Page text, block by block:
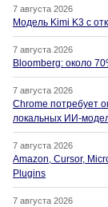
7 августа 2026
Модель Kimi K3 с
7 августа 2026
Bloomberg: около
7 августа 2026
Chrome потребует
локальных ИИ-
7 августа 2026
Amazon, Cursor,
Plugins
7 августа 2026